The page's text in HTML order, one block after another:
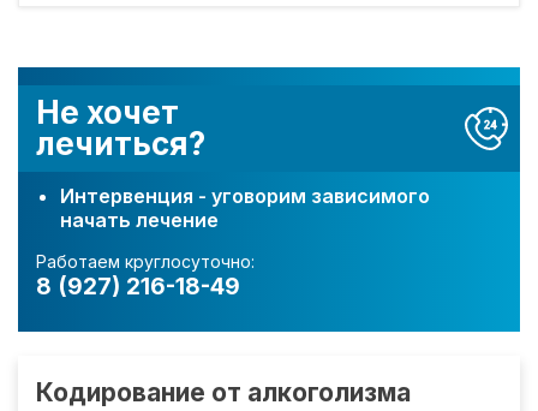
Не хочет
лечиться?
Интервенция - уговорим зависимого
начать лечение
Работаем круглосуточно:
8 (927) 216-18-49
Кодирование от алкоголизма